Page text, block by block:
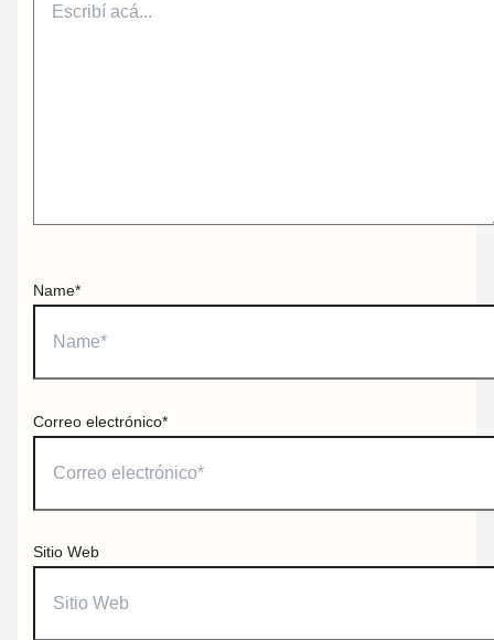
Name*
Correo electrónico*
Sitio Web